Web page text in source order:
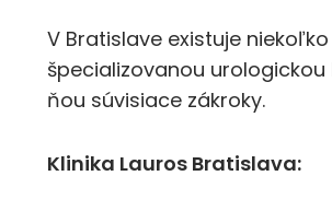
V Bratislave existuje
špecializovanou
ňou súvisiace zákroky.
Klinika Lauros Bratislava: